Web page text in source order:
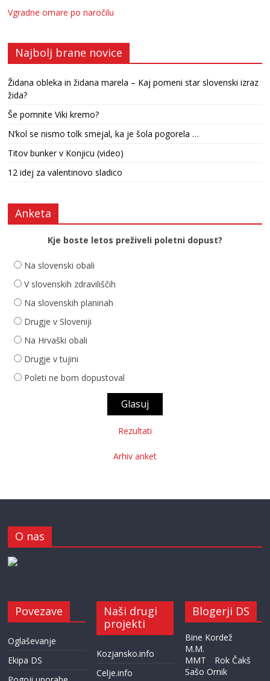
Vgradne omare po naročilu
Najbolj brane novice
Židana obleka in židana marela – Kaj pomeni star slovenski izraz
žida?
Še pomnite Viki kremo?
N’kol se nismo tolk smejal, ka je šola pogorela …
Titov bunker v Konjicu (video)
12 idej za valentinovo sladico
Anketa
Kje boste letos preživeli poletni dopust?
Na slovenski obali
V slovenskih zdraviliščih
Na slovenskih planinah
Drugje v Sloveniji
Na Hrvaški obali
Drugje v tujini
Poleti ne bom dopustoval
Rezultati
Arhiv anket
O nas
Povezave
Oglaševanje
Ekipa DS
Naši drugi
projekti
Kozjansko.info
Celje.info
Blogerji DS
Bine Kordež
M.M.
MMT
Rok Čakš
Sašo Ornik